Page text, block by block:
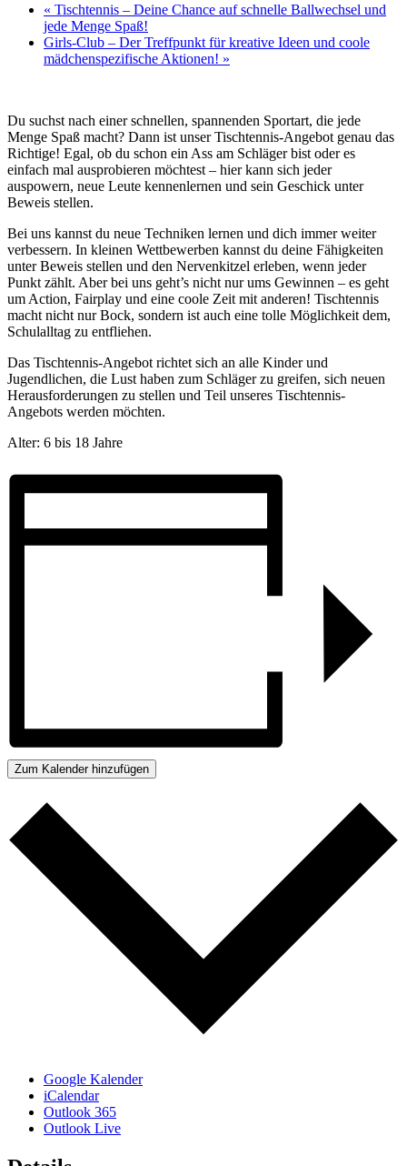
« Tischtennis – Deine Chance auf schnelle Ballwechsel und
jede Menge Spaß!
Girls-Club – Der Treffpunkt für kreative Ideen und coole
mädchenspezifische Aktionen! »
Du suchst nach einer schnellen, spannenden Sportart, die jede
Menge Spaß macht? Dann ist unser Tischtennis-Angebot genau das
Richtige! Egal, ob du schon ein Ass am Schläger bist oder es
einfach mal ausprobieren möchtest – hier kann sich jeder
auspowern, neue Leute kennenlernen und sein Geschick unter
Beweis stellen.
Bei uns kannst du neue Techniken lernen und dich immer weiter
verbessern. In kleinen Wettbewerben kannst du deine Fähigkeiten
unter Beweis stellen und den Nervenkitzel erleben, wenn jeder
Punkt zählt. Aber bei uns geht’s nicht nur ums Gewinnen – es geht
um Action, Fairplay und eine coole Zeit mit anderen! Tischtennis
macht nicht nur Bock, sondern ist auch eine tolle Möglichkeit dem,
Schulalltag zu entfliehen.
Das Tischtennis-Angebot richtet sich an alle Kinder und
Jugendlichen, die Lust haben zum Schläger zu greifen, sich neuen
Herausforderungen zu stellen und Teil unseres Tischtennis-
Angebots werden möchten.
Alter: 6 bis 18 Jahre
Zum Kalender hinzufügen
Google Kalender
iCalendar
Outlook 365
Outlook Live